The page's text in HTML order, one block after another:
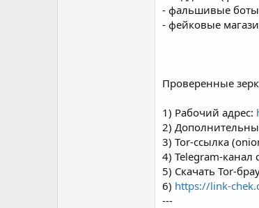
- фальшивые
- фейковые
Проверенные
1) Рабочий адрес:
2)
3) Tor-ссылка
4) Telegram-канал
5) Скачать Tor-
6) https://link-
---